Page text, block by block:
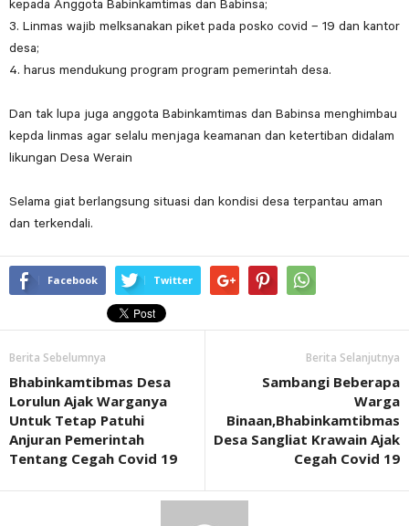
kepada Anggota Babinkamtimas dan Babinsa;
3. Linmas wajib melksanakan piket pada posko covid – 19 dan kantor
desa;
4. harus mendukung program program pemerintah desa.
Dan tak lupa juga anggota Babinkamtimas dan Babinsa menghimbau
kepda linmas agar selalu menjaga keamanan dan ketertiban didalam
likungan Desa Werain
Selama giat berlangsung situasi dan kondisi desa terpantau aman
dan terkendali.
Facebook Twitter
Berita Sebelumnya
Bhabinkamtibmas Desa
Lorulun Ajak Warganya
Untuk Tetap Patuhi
Anjuran Pemerintah
Tentang Cegah Covid 19
Berita Selanjutnya
Sambangi Beberapa
Warga
Binaan,Bhabinkamtibmas
Desa Sangliat Krawain Ajak
Cegah Covid 19